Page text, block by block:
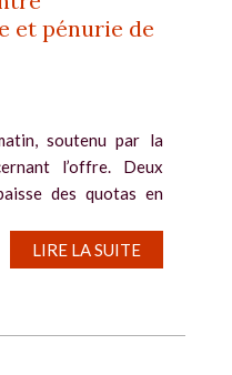
et pénurie de
soutenu par la
l’offre. Deux
des quotas en
LIRE LA SUITE